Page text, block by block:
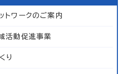
トワークのご案内
活動促進事業
り